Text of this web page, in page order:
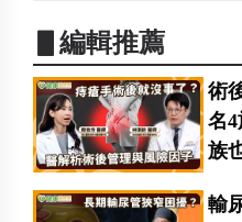
▋編輯推薦
術
名
族
輸